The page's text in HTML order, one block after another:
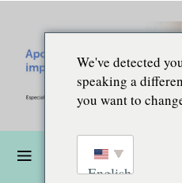
We've detected
speaking a
you want to
English